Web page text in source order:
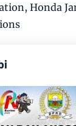
Honda